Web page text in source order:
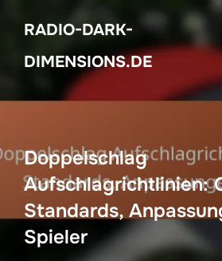
content
RADIO-DARK-
DIMENSIONS.DE
Doppelschlag
Aufschlagrichtlinien:
Standards,
Spieler